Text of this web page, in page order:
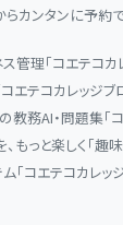
カンタンに予約
管理「コエテコカ
エテコカレッジブ
務AI・問題集「
もっと楽しく「趣
「コエテコカレッ